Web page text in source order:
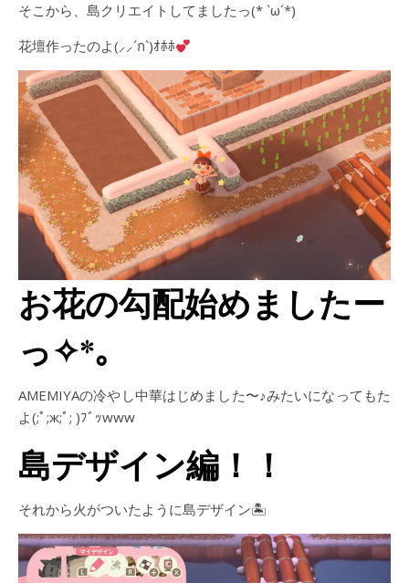
そこから、島クリエイトしてましたっ(* `ω´*)ゞ
花壇作ったのよ(⸝⸝´ก`)ｵﾎﾎ
お花の勾配始めましたー
っ✧*｡
AMEMIYAの冷やし中華はじめました〜♪みたいになってもた
よ(;ﾟ;ж;ﾟ; )ﾌﾞｯwww
島デザイン編！！
それから火がついたように島デザイン🏝